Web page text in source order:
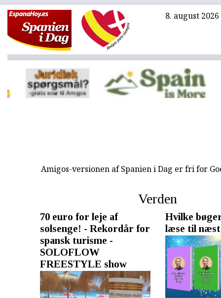
8. august 2026
Amigos-versionen af Spanien i Dag er fri for
Verden
70 euro for leje af
solsenge! - Rekordår for
spansk turisme -
SOLOFLOW
FREESTYLE show
Hvilke
læse til